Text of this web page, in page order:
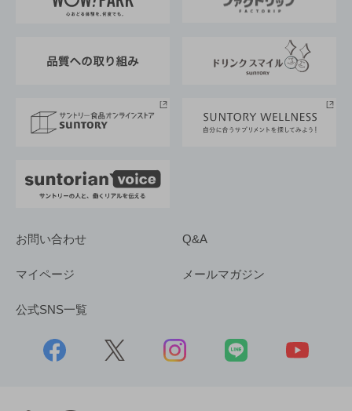
地域情報
サントリーサンバーズ大阪
サントリーが考えるサステナビリティ経営
企業概要
採用情報
お問い合わせ Q&A
マイページ メールマガジン
公式SNS一覧